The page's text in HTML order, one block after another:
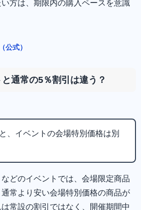
方は、期限内の購入ペースを意識
公式）
通常の5％割引は違う？
、イベントの会場特別価格は別
などのイベントでは、会場限定商品
常より安い会場特別価格の商品が
常設の割引ではなく、開催期間中